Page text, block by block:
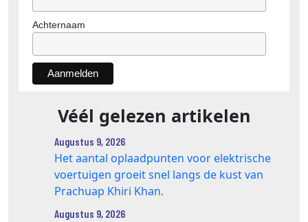
Achternaam
Véél gelezen artikelen
Augustus 9, 2026
Het aantal oplaadpunten voor elektrische
voertuigen groeit snel langs de kust van
Prachuap Khiri Khan.
Augustus 9, 2026